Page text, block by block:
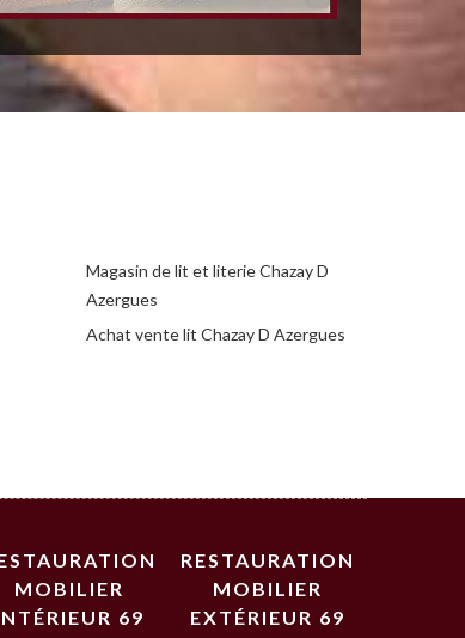
Magasin de lit et literie Chazay D
Azergues
Achat vente lit Chazay D Azergues
MOBILIER
69
RESTAURATION
MOBILIER
EXTÉRIEUR 69